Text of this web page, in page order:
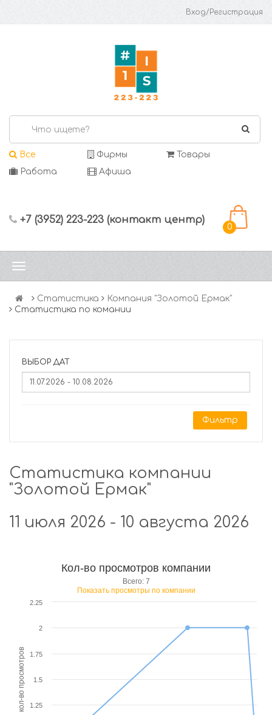
Вход/Регистрация
Все Фирмы
Товары
Работа
Афиша
+7 (3952) 223-223 (контакт центр)
0
Статистика
Компания "Золотой Ермак"
Статистика по комании
ВЫБОР ДАТ
Фильтр
Статистика компании
"Золотой Ермак"
11 июля 2026 - 10 августа 2026
кол-во просмотров
Кол-во просмотров компании
Всего: 7
Показать просмотры по компании
1.25
1.5
1.75
2
2.25